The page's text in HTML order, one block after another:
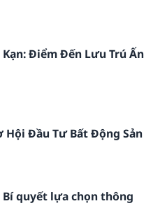
Kạn: Điểm Đến Lưu Trú Ấn
Hội Đầu Tư Bất Động Sản
quyết lựa chọn thông